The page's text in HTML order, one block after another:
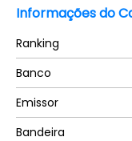
Informações do
Ranking
Banco
Emissor
Bandeira